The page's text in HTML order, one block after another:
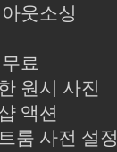
웃소싱
료
원시 사진
액션
룸 사전 설정